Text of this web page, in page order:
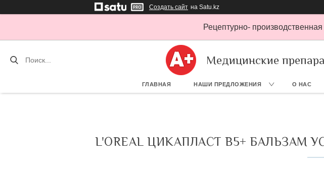
Создать сайт на Satu.kz
Рецептурно-
Медицинские
ГЛАВНАЯ НАШИ ПРЕДЛОЖЕНИЯ О НАС
L'OREAL ЦИКАПЛАСТ В5+ БАЛЬЗАМ